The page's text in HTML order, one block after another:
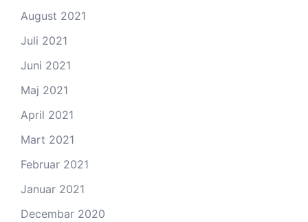
August 2021
Juli 2021
Juni 2021
Maj 2021
April 2021
Mart 2021
Februar 2021
Januar 2021
Decembar 2020